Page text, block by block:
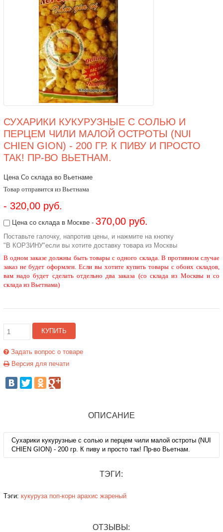
СУХАРИКИ КУКУРУЗНЫЕ С СОЛЬЮ И
ПЕРЦЕМ ЧИЛИ МАЛОЙ ОСТРОТЫ (NUI
CHIEN GION) - 200 ГР. К ПИВУ И ПРОСТО
ТАК! ПР-ВО ВЬЕТНАМ.
Цена Со склада во Вьетнаме
Товар отправится из Вьетнама
- 320,00 руб.
Цена со склада в Москве - 370,00 руб.
Поставьте галочку, напротив цены, и нажмите на кнопку
"В КОРЗИНУ"если вы хотите доставку товара из Москвы
В одном заказе должны быть товары с одного склада. В противном случае
заказ не будет оформлен. Если вы хотите купить товары с обоих складов,
вам надо будет сделать отдельно два заказа (со склада из Москвы и со
склада из Вьетнама)
КУПИТЬ
Задать вопрос о товаре
Версия для печати
ОПИСАНИЕ
Сухарики кукурузные с солью и перцем чили малой остроты (NUI
CHIEN GION) - 200 гр. К пиву и просто так! Пр-во Вьетнам.
ТЭГИ:
Тэги: кукуруза поп-корн арахис жареный
ОТЗЫВЫ: